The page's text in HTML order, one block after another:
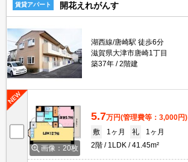
賃貸アパート 開花えれがんす
湖西線/唐崎駅 徒歩6分
滋賀県大津市唐崎1丁目
築37年
2階建
画像：20枚
5.7万円(管理費等：3,000円)
敷
1ヶ月 礼
1ヶ月
2階
1LDK 41.45m²